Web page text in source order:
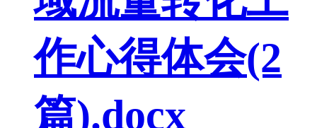
作心得体会(2
篇).docx